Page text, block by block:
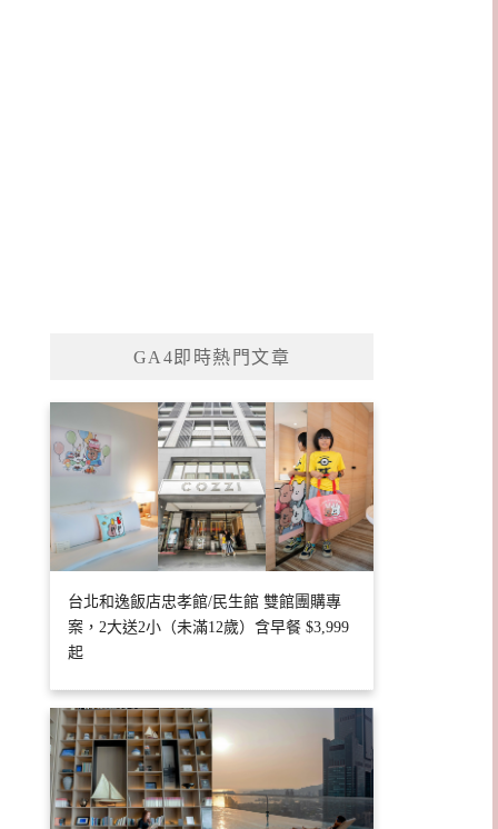
GA4即時熱門文章
台北和逸飯店忠孝館/民生館 雙館團購專
案，2大送2小（未滿12歲）含早餐 $3,999
起